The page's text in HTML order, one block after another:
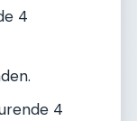
4
4